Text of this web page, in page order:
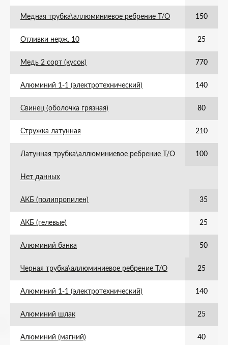
Медная трубка\аллюминиевое ребрение Т/О 150
Отливки нерж. 10 25
Медь 2 сорт (кусок) 770
Алюминий 1-1 (электротехнический) 140
Свинец (оболочка грязная) 80
Стружка латунная 210
Латунная трубка\аллюминиевое ребрение Т/О 100
Нет данных
АКБ (полипропилен) 35
АКБ (гелевые) 25
Алюминий банка 50
Черная трубка\аллюминиевое ребрение Т/О 25
Алюминий 1-1 (электротехнический) 140
Алюминий шлак 25
Алюминий (магний) 40